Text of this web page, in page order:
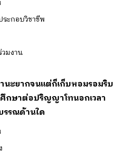
ะกอบวิชาชีพ
มงาน
นะยากจนแต่ก็เก็บหอมรอมริบ
ศึกษาต่อปริญญาโทนอกเวลา
รรณด้านใด